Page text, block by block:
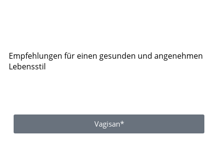
Empfehlungen für einen gesunden und angenehmen
Lebensstil
Vagisan*